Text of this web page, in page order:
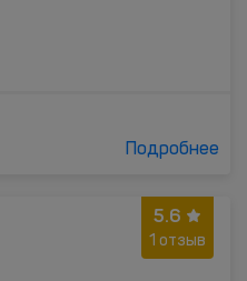
Подробнее
5.6
1 отзыв